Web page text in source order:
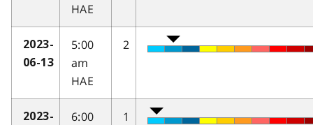
HAE
2023-
06-13
5:00
am
HAE
2
2023-
6:00
1